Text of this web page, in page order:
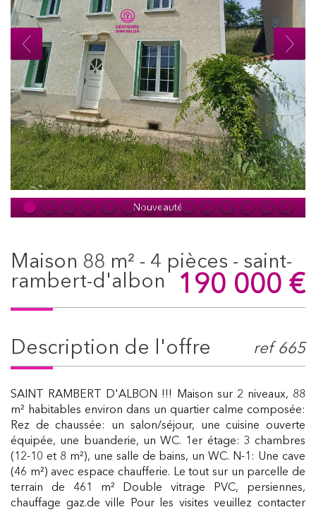
Nouveauté
maison 88 m² - 4 pièces - saint-
rambert-d'albon
190 000 €
description de l'offre ref 665
SAINT RAMBERT D'ALBON !!! Maison sur 2 niveaux, 88
m² habitables environ dans un quartier calme composée:
Rez de chaussée: un salon/séjour, une cuisine ouverte
équipée, une buanderie, un WC. 1er étage: 3 chambres
(12-10 et 8 m²), une salle de bains, un WC. N-1: Une cave
(46 m²) avec espace chaufferie. Le tout sur un parcelle de
terrain de 461 m² Double vitrage PVC, persiennes,
chauffage gaz.de ville Pour les visites veuillez contacter